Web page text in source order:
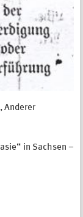
Anderer
in Sachsen –